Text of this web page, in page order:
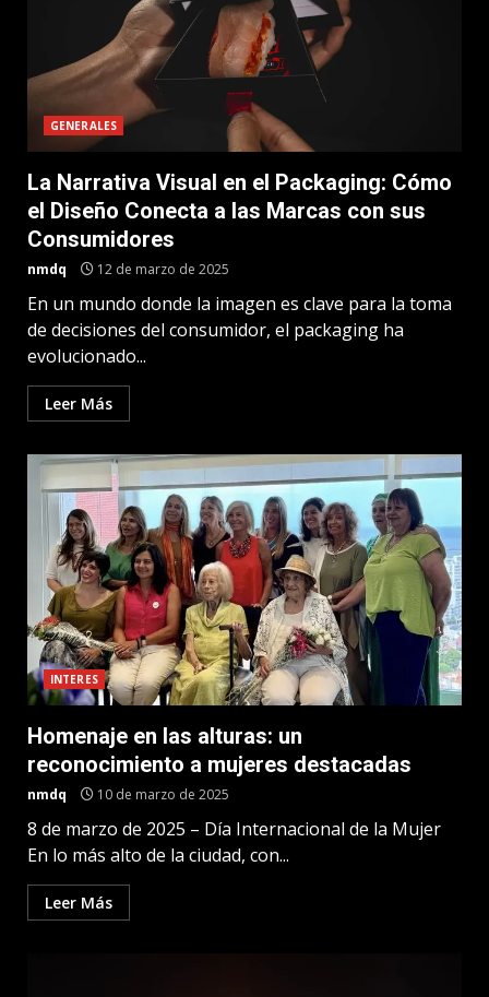
GENERALES
La Narrativa Visual en el Packaging: Cómo
el Diseño Conecta a las Marcas con sus
Consumidores
nmdq 12 de marzo de 2025
En un mundo donde la imagen es clave para la toma
de decisiones del consumidor, el packaging ha
evolucionado...
Leer Más
INTERES
Homenaje en las alturas: un
reconocimiento a mujeres destacadas
nmdq 10 de marzo de 2025
8 de marzo de 2025 – Día Internacional de la Mujer
En lo más alto de la ciudad, con...
Leer Más